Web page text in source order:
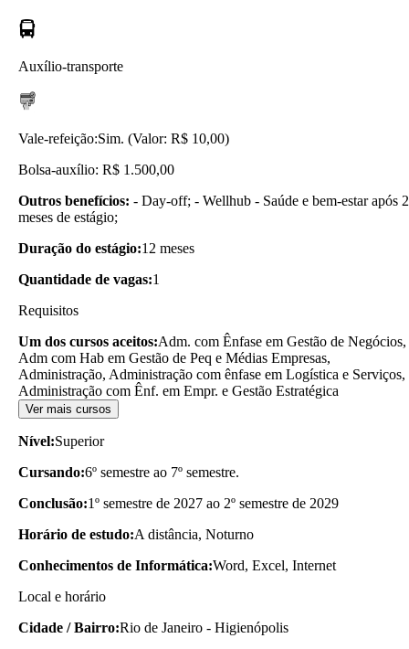
Auxílio-transporte
Vale-refeição:Sim. (Valor: R$ 10,00)
Bolsa-auxílio: R$ 1.500,00
Outros benefícios: - Day-off; - Wellhub - Saúde e bem-estar após 2
meses de estágio;
Duração do estágio:12 meses
Quantidade de vagas:1
Requisitos
Um dos cursos aceitos:Adm. com Ênfase em Gestão de Negócios,
Adm com Hab em Gestão de Peq e Médias Empresas,
Administração, Administração com ênfase em Logística e Serviços,
Administração com Ênf. em Empr. e Gestão Estratégica
Ver mais cursos
Nível:Superior
Cursando:6º semestre ao 7º semestre.
Conclusão:1º semestre de 2027 ao 2º semestre de 2029
Horário de estudo:A distância, Noturno
Conhecimentos de Informática:Word, Excel, Internet
Local e horário
Cidade / Bairro:Rio de Janeiro - Higienópolis